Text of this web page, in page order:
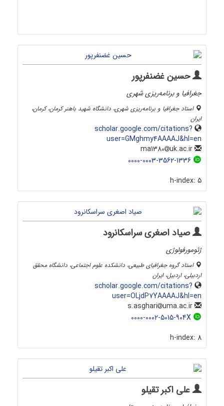
حسین غضنفرپور
جغرافیا و برنامه‌ریزی شهری
استاد جغرافیا و برنامه‌ریزی شهری، دانشگاه شهید باهنر کرمان، کرمان،
ایران
scholar.google.com/citations?
user=GMghmy4AAAAJ&hl=en
uk.ac.ir
0000-0003-3562-1336
h-index: 5
صیاد اصغری سراسکانرود
ژئومورفولوژی
استاد گروه جغرافیای طبیعی، دانشکده علوم اجتماعی، دانشگاه محقق
اردبیلی، اردبیل، ایران
scholar.google.com/citations?
user=OLjdP7YAAAAJ&hl=en
uma.ac.ir
0000-0002-5015-904X
h-index: 8
علی اکبر تقیلو